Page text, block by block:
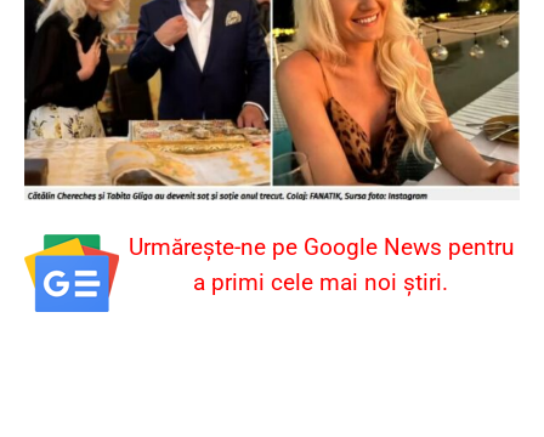
Urmărește-ne pe Google News pentru
a primi cele mai noi știri.